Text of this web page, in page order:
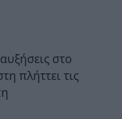
στο
πλήττει τις